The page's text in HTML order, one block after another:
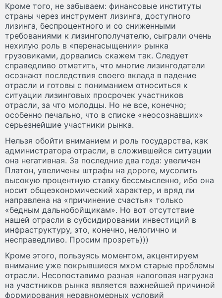
Кроме того, не забываем: финансовые институты
страны через инструмент лизинга, доступного
лизинга, беспроцентного и со сниженными
требованиями к лизингополучателю, сыграли очень
нехилую роль в «перенасыщении» рынка
грузовиками, дорвались скажем так. Следует
справедливо отметить, что многие лизингодатели
осознают последствия своего вклада в падение
отрасли и готовы с пониманием относиться к
ситуации лизинговых просрочек участников
отрасли, за что молодцы. Но не все, конечно;
особенно печально, что в списке «неосознавших»
серьезнейшие участники рынка.
Нельзя обойти вниманием и роль государства, как
администратора отрасли, в сложившейся ситуации
она негативная. За последние два года: увеличен
Платон, увеличены штрафы на дороге, мусолить
высокую процентную ставку бессмысленно, ибо она
носит общеэкономический характер, и вряд ли
направлена на «причинение счастья» только
«бедным дальнобойщикам». Но вот отсутствие
нашей отрасли в субсидировании инвестиций в
инфраструктуру, это, конечно, нелогично и
несправедливо. Просим прозреть)))
Кроме этого, пользуясь моментом, акцентируем
внимание уже покрывшиеся мхом старые проблемы
отрасли. Несопоставимо разная налоговая нагрузка
на участников рынка является важнейшей причиной
формирования неравномерных условий